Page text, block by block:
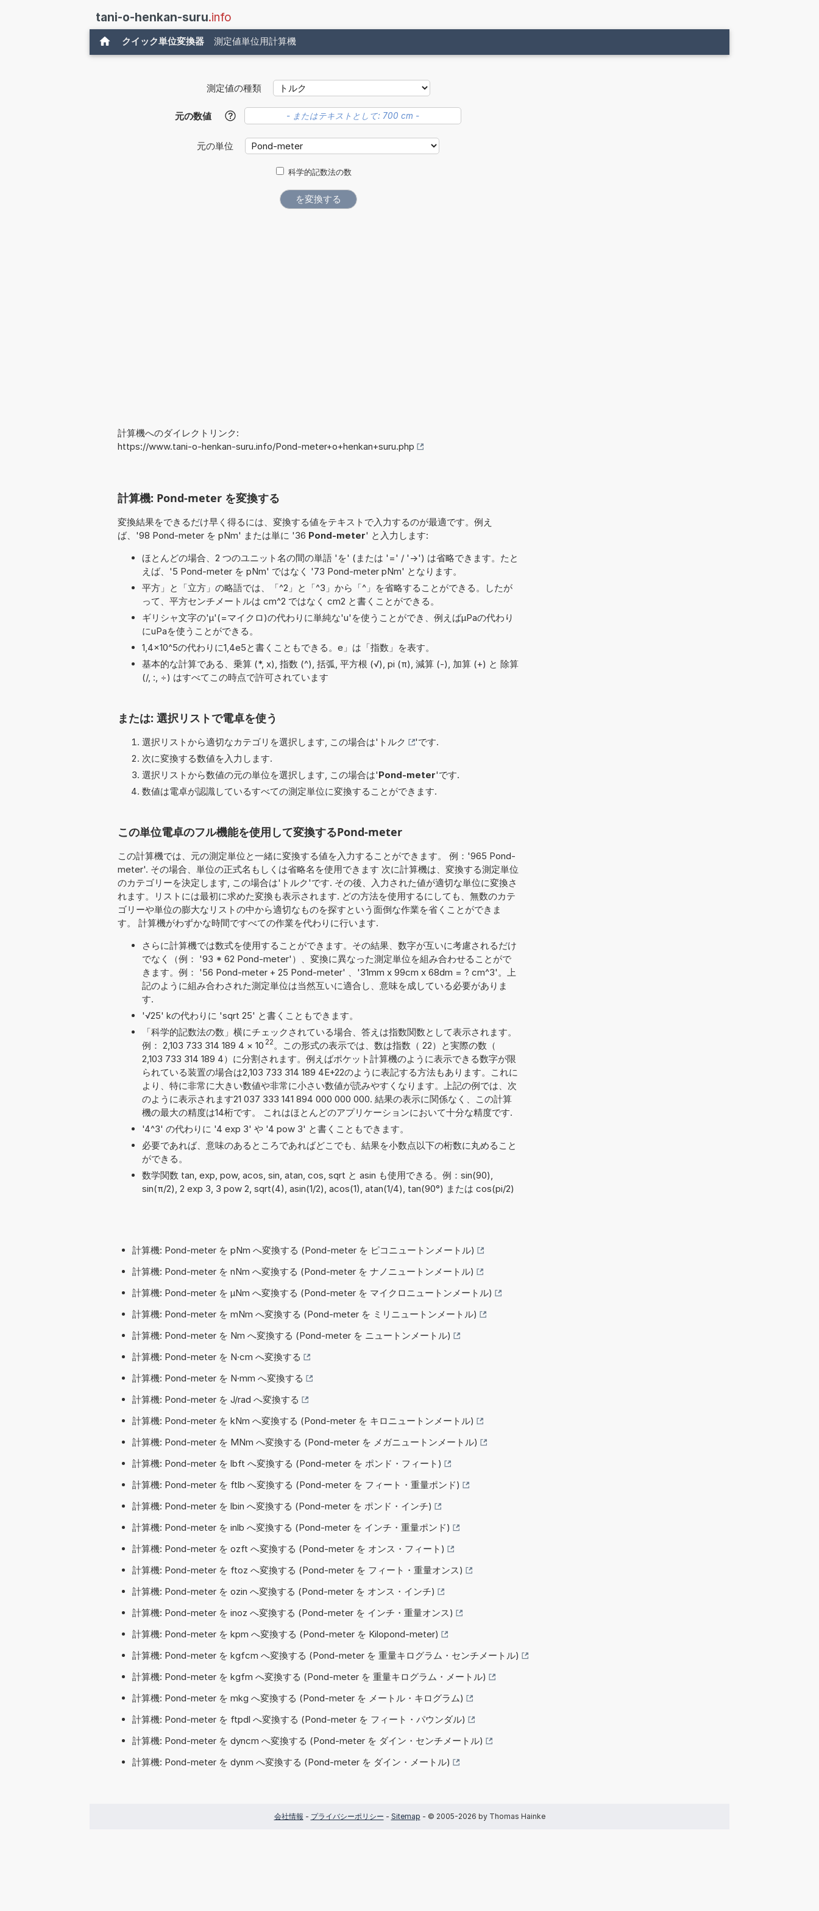
tani-o-henkan-suru.info
クイック単位変換器 測定値単位用計算機
測定値の種類
元の数値 ?
元の単位
科学的記数法の数
計算機へのダイレクトリンク:
https://www.tani-o-henkan-suru.info/Pond-meter+o+henkan+suru.php
計算機: Pond-meter を変換する
変換結果をできるだけ早く得るには、変換する値をテキストで入力するのが最適です。例え
ば、'98 Pond-meter を pNm' または単に '36 Pond-meter' と入力します:
ほとんどの場合、2 つのユニット名の間の単語 'を' (または '=' / '->') は省略できます。たと
えば、'5 Pond-meter を pNm' ではなく '73 Pond-meter pNm' となります。
平方」と「立方」の略語では、「^2」と「^3」から「^」を省略することができる。したが
って、平方センチメートルは cm^2 ではなく cm2 と書くことができる。
ギリシャ文字の'μ'(=マイクロ)の代わりに単純な'u'を使うことができ、例えばµPaの代わり
にuPaを使うことができる。
1,4×10^5の代わりに1,4e5と書くこともできる。e」は「指数」を表す。
基本的な計算である、乗算 (*, x), 指数 (^), 括弧, 平方根 (√), pi (π), 減算 (-), 加算 (+) と 除算
(/, :, ÷) はすべてこの時点で許可されています
または: 選択リストで電卓を使う
選択リストから適切なカテゴリを選択します, この場合は' トルク
'です.
次に変換する数値を入力します.
選択リストから数値の元の単位を選択します, この場合は'Pond-meter'です.
数値は電卓が認識しているすべての測定単位に変換することができます.
この単位電卓のフル機能を使用して変換するPond-meter
この計算機では、元の測定単位と一緒に変換する値を入力することができます。 例：'965 Pond-
meter'. その場合、単位の正式名もしくは省略名を使用できます 次に計算機は、変換する測定単位
のカテゴリーを決定します, この場合は'トルク'です. その後、入力された値が適切な単位に変換さ
れます。リストには最初に求めた変換も表示されます. どの方法を使用するにしても、無数のカテ
ゴリーや単位の膨大なリストの中から適切なものを探すという面倒な作業を省くことができま
す。 計算機がわずかな時間ですべての作業を代わりに行います.
さらに計算機では数式を使用することができます。その結果、数字が互いに考慮されるだけ
でなく（例： '93 * 62 Pond-meter'）、変換に異なった測定単位を組み合わせることがで
きます。例： '56 Pond-meter + 25 Pond-meter' 、'31mm x 99cm x 68dm = ? cm^3'。上
記のように組み合わされた測定単位は当然互いに適合し、意味を成している必要がありま
す.
'√25' kの代わりに 'sqrt 25' と書くこともできます。
「科学的記数法の数」横にチェックされている場合、答えは指数関数として表示されます。
例： 2,103 733 314 189 4 × 10 22 。この形式の表示では、数は指数（ 22）と実際の数（
2,103 733 314 189 4）に分割されます。例えばポケット計算機のように表示できる数字が限
られている装置の場合は2,103 733 314 189 4E+22のように表記する方法もあります。これに
より、特に非常に大きい数値や非常に小さい数値が読みやすくなります。上記の例では、次
のように表示されます21 037 333 141 894 000 000 000. 結果の表示に関係なく、この計算
機の最大の精度は14桁です。 これはほとんどのアプリケーションにおいて十分な精度です.
'4^3' の代わりに '4 exp 3' や '4 pow 3' と書くこともできます。
必要であれば、意味のあるところであればどこでも、結果を小数点以下の桁数に丸めること
ができる。
数学関数 tan, exp, pow, acos, sin, atan, cos, sqrt と asin も使用できる。例：sin(90),
sin(π/2), 2 exp 3, 3 pow 2, sqrt(4), asin(1/2), acos(1), atan(1/4), tan(90°) または cos(pi/2)
計算機: Pond-meter を pNm へ変換する (Pond-meter を ピコニュートンメートル)
計算機: Pond-meter を nNm へ変換する (Pond-meter を ナノニュートンメートル)
計算機: Pond-meter を µNm へ変換する (Pond-meter を マイクロニュートンメートル)
計算機: Pond-meter を mNm へ変換する (Pond-meter を ミリニュートンメートル)
計算機: Pond-meter を Nm へ変換する (Pond-meter を ニュートンメートル)
計算機: Pond-meter を N·cm へ変換する
計算機: Pond-meter を N·mm へ変換する
計算機: Pond-meter を J/rad へ変換する
計算機: Pond-meter を kNm へ変換する (Pond-meter を キロニュートンメートル)
計算機: Pond-meter を MNm へ変換する (Pond-meter を メガニュートンメートル)
計算機: Pond-meter を lbft へ変換する (Pond-meter を ポンド・フィート)
計算機: Pond-meter を ftlb へ変換する (Pond-meter を フィート・重量ポンド)
計算機: Pond-meter を lbin へ変換する (Pond-meter を ポンド・インチ)
計算機: Pond-meter を inlb へ変換する (Pond-meter を インチ・重量ポンド)
計算機: Pond-meter を ozft へ変換する (Pond-meter を オンス・フィート)
計算機: Pond-meter を ftoz へ変換する (Pond-meter を フィート・重量オンス)
計算機: Pond-meter を ozin へ変換する (Pond-meter を オンス・インチ)
計算機: Pond-meter を inoz へ変換する (Pond-meter を インチ・重量オンス)
計算機: Pond-meter を kpm へ変換する (Pond-meter を Kilopond-meter)
計算機: Pond-meter を kgfcm へ変換する (Pond-meter を 重量キログラム・センチメートル)
計算機: Pond-meter を kgfm へ変換する (Pond-meter を 重量キログラム・メートル)
計算機: Pond-meter を mkg へ変換する (Pond-meter を メートル・キログラム)
計算機: Pond-meter を ftpdl へ変換する (Pond-meter を フィート・パウンダル)
計算機: Pond-meter を dyncm へ変換する (Pond-meter を ダイン・センチメートル)
計算機: Pond-meter を dynm へ変換する (Pond-meter を ダイン・メートル)
会社情報 - プライバシーポリシー - Sitemap - © 2005-2026 by Thomas Hainke